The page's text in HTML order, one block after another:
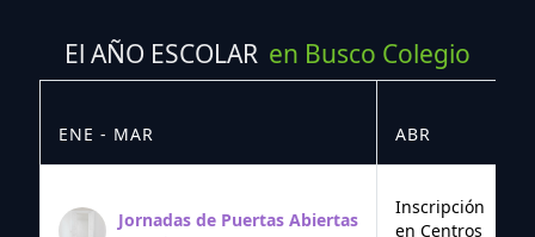
El AÑO ESCOLAR en Busco Colegio
ENE - MAR ABR
Jornadas de Puertas Abiertas
Inscripción
en Centros